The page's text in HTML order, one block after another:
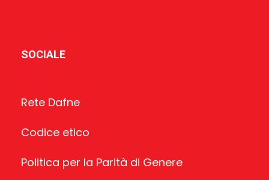
SOCIALE
Rete Dafne
Codice etico
Politica per la Parità di Genere